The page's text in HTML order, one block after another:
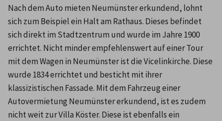
Nach dem Auto mieten Neumünster erkundend, lohnt
sich zum Beispiel ein Halt am Rathaus. Dieses befindet
sich direkt im Stadtzentrum und wurde im Jahre 1900
errichtet. Nicht minder empfehlenswert auf einer Tour
mit dem Wagen in Neumünster ist die Vicelinkirche. Diese
wurde 1834 errichtet und besticht mit ihrer
klassizistischen Fassade. Mit dem Fahrzeug einer
Autovermietung Neumünster erkundend, ist es zudem
nicht weit zur Villa Köster. Diese ist ebenfalls ein